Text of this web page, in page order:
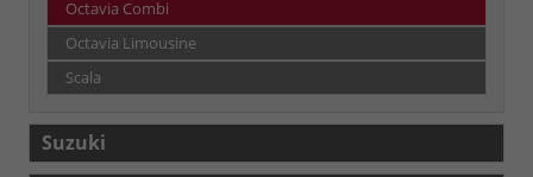
Octavia Combi
Octavia Limousine
Scala
Suzuki